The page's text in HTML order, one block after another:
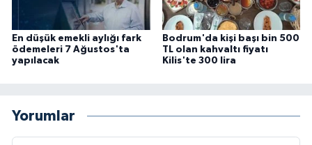
En düşük emekli aylığı fark
ödemeleri 7 Ağustos'ta
yapılacak
Bodrum'da kişi başı bin 500
TL olan kahvaltı fiyatı
Kilis'te 300 lira
Yorumlar